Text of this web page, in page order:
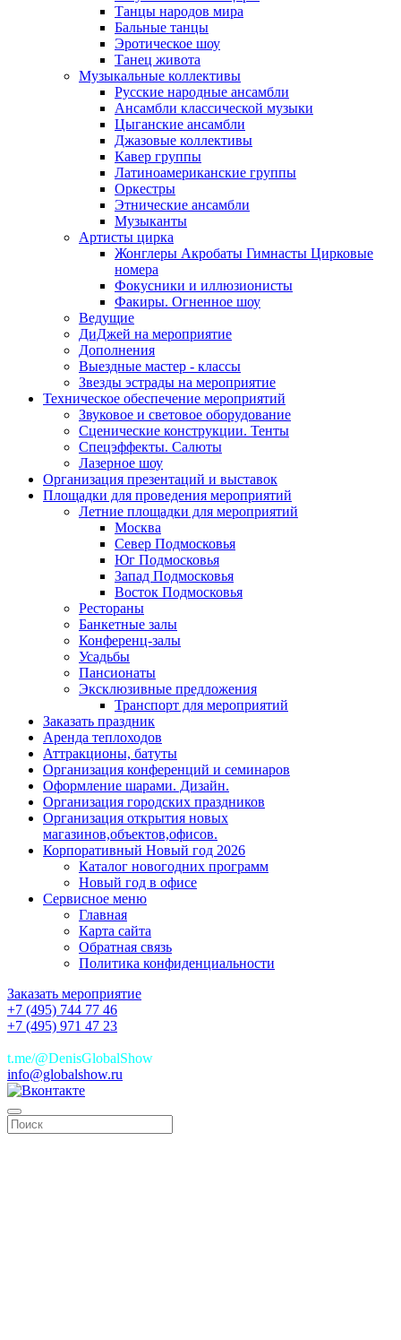
Танцы народов мира
Бальные танцы
Эротическое шоу
Танец живота
Музыкальные коллективы
Русские народные ансамбли
Ансамбли классической музыки
Цыганские ансамбли
Джазовые коллективы
Кавер группы
Латиноамериканские группы
Оркестры
Этнические ансамбли
Музыканты
Артисты цирка
Жонглеры Акробаты Гимнасты Цирковые
номера
Фокусники и иллюзионисты
Факиры. Огненное шоу
Ведущие
ДиДжей на мероприятие
Дополнения
Выездные мастер - классы
Звезды эстрады на мероприятие
Техническое обеспечение мероприятий
Звуковое и световое оборудование
Сценические конструкции. Тенты
Спецэффекты. Салюты
Лазерное шоу
Организация презентаций и выставок
Площадки для проведения мероприятий
Летние площадки для мероприятий
Москва
Север Подмосковья
Юг Подмосковья
Запад Подмосковья
Восток Подмосковья
Рестораны
Банкетные залы
Конференц-залы
Усадьбы
Пансионаты
Эксклюзивные предложения
Транспорт для мероприятий
Заказать праздник
Аренда теплоходов
Аттракционы, батуты
Организация конференций и семинаров
Оформление шарами. Дизайн.
Организация городских праздников
Организация открытия новых
магазинов,объектов,офисов.
Корпоративный Новый год 2026
Каталог новогодних программ
Новый год в офисе
Сервисное меню
Главная
Карта сайта
Обратная связь
Политика конфиденциальности
Заказать мероприятие
+7 (495) 744 77 46
+7 (495) 971 47 23
t.me/@DenisGlobalShow
info@globalshow.ru